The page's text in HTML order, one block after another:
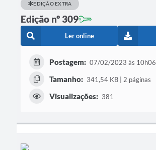
EDIÇÃO EXTRA
Edição nº 309
Ler online
Postagem: 07/02/2023 às 10h06
Tamanho: 341,54 KB | 2 páginas
Visualizações: 381